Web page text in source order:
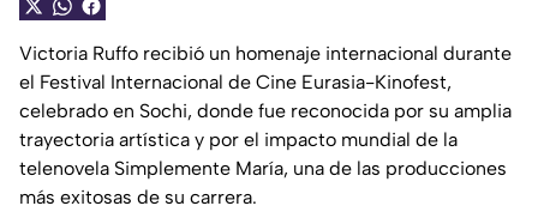
Victoria Ruffo recibió un homenaje internacional durante
el Festival Internacional de Cine Eurasia-Kinofest,
celebrado en Sochi, donde fue reconocida por su amplia
trayectoria artística y por el impacto mundial de la
telenovela Simplemente María, una de las producciones
más exitosas de su carrera.